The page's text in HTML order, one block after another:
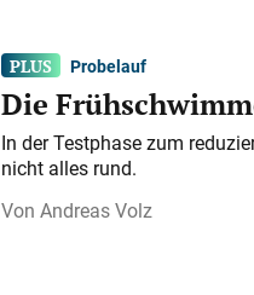
Probelauf
Die
In der Testphase zum
nicht alles rund.
Andreas Volz